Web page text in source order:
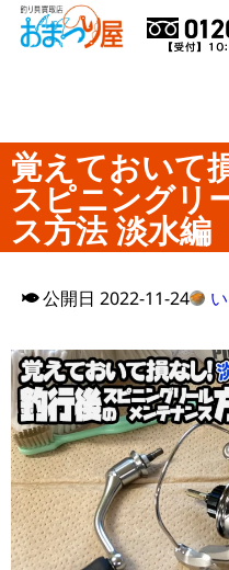
覚えておいて
スピニングリ
ス方法 淡水編
公開日 2022-11-24